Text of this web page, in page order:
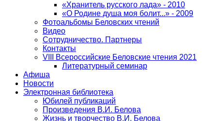
«Хранитель русского лада» - 2010
«О Родине душа моя болит...» - 2009
Фотоальбомы Беловских чтений
Видео
Сотрудничество. Партнеры
Контакты
VIII Всероссийские Беловские чтения 2021
Литературный семинар
Афиша
Новости
Электронная библиотека
Юбилей публикаций
Произведения В.И. Белова
Жизнь и творчество В.И. Белова